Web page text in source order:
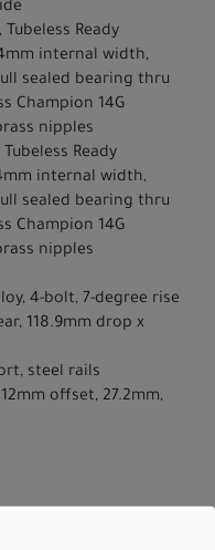
Ready
internal width,
sealed bearing thru
Champion 14G
nipples
Ready
internal width,
sealed bearing thru
Champion 14G
nipples
4-bolt, 7-degree rise
118.9mm drop x
steel rails
offset, 27.2mm,